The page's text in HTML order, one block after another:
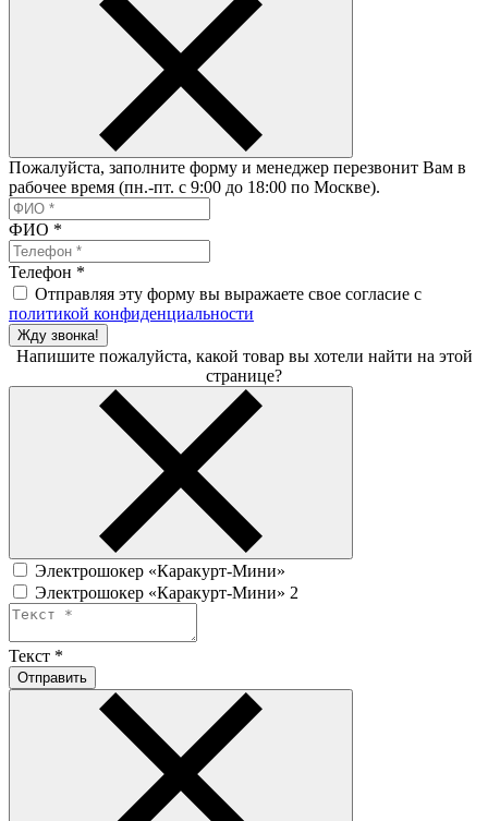
Пожалуйста, заполните форму и менеджер перезвонит Вам в
рабочее время (пн.-пт. с 9:00 до 18:00 по Москве).
ФИО *
Телефон *
Отправляя эту форму вы выражаете свое согласие с
политикой конфиденциальности
Жду звонка!
Напишите пожалуйста, какой товар вы хотели найти на этой
странице?
Электрошокер «Каракурт-Мини»
Электрошокер «Каракурт-Мини» 2
Текст *
Отправить